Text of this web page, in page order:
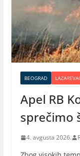
BEOGRAD
Apel RB
sprečimo
4. avgusta 2026.